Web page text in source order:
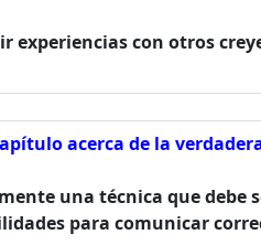
experiencias con otros
acerca de la
una técnica que
para comunicar